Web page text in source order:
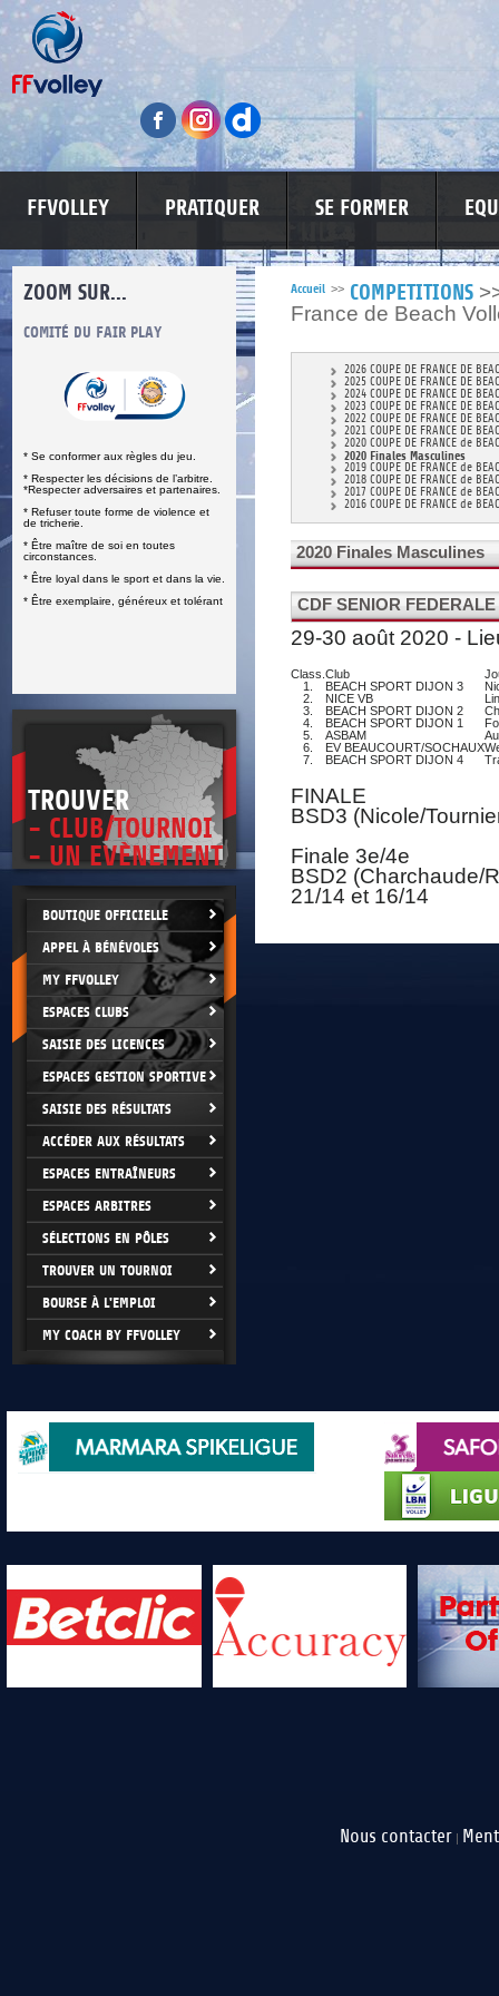
FFVOLLEY PRATIQUER SE FORMER
ZOOM SUR...
COMITÉ DU FAIR PLAY
* Se conformer aux règles du jeu.
* Respecter les décisions de l’arbitre.
*Respecter adversaires et partenaires.
* Refuser toute forme de violence et
de tricherie.
* Être maître de soi en toutes
circonstances.
* Être loyal dans le sport et dans la vie.
* Être exemplaire, généreux et tolérant
LUTTE CONTRE LES VIOLENCES
TROUVER
- CLUB/TOURNOI
- UN EVÈNEMENT
BOUTIQUE OFFICIELLE
APPEL À BÉNÉVOLES
MY FFVOLLEY
ESPACES CLUBS
SAISIE DES LICENCES
ESPACES GESTION SPORTIVE
SAISIE DES RÉSULTATS
ACCÉDER AUX RÉSULTATS
ESPACES ENTRAÎNEURS
ESPACES ARBITRES
SÉLECTIONS EN PÔLES
TROUVER UN TOURNOI
BOURSE À L'EMPLOI
MY COACH BY FFVOLLEY
Accueil >> COMPETITIONS
France de Beach
2026 COUPE DE FRANCE DE
2025 COUPE DE FRANCE DE
2024 COUPE DE FRANCE DE
2023 COUPE DE FRANCE DE
2022 COUPE DE FRANCE DE
2021 COUPE DE FRANCE DE
2020 COUPE DE FRANCE de
2020 Finales Masculines
2019 COUPE DE FRANCE de
2018 COUPE DE FRANCE de
2017 COUPE DE FRANCE de
2016 COUPE DE FRANCE de
2020 Finales Masculines
CDF SENIOR
29-30 août 2020 -
Class. Club
1.
BEACH SPORT DIJON 3
2.
NICE VB
3.
BEACH SPORT DIJON 2
4.
BEACH SPORT DIJON 1
5.
ASBAM
6.
EV BEAUCOURT/SOCHAUX
7.
BEACH SPORT DIJON 4
FINALE
BSD3 (Nicole/
Finale 3e/4e
BSD2 (Charchaude/
21/14 et 16/14
Nous contacter |